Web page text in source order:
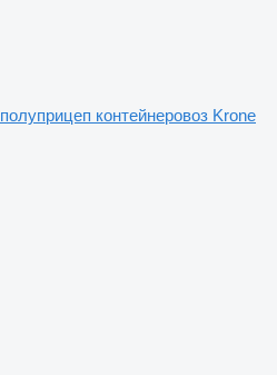
полуприцеп контейнеровоз Krone